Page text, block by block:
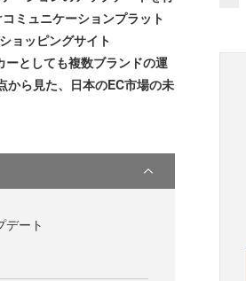
ミュニケーションプラット
ョッピングサイト
ーとしても複数ブランドの運
から見た、日本のEC市場の未
デート